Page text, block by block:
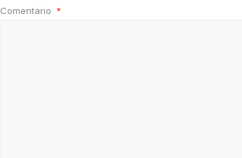
Comentario *